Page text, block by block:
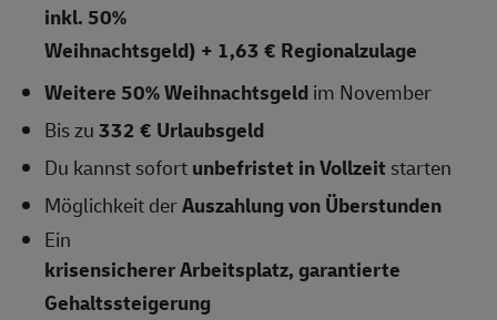
inkl. 50%
Weihnachtsgeld) + 1,63 € Regionalzulage
Weitere 50% Weihnachtsgeldim November
Bis zu332 € Urlaubsgeld
Du kannst sofortunbefristet in Vollzeit starten
Möglichkeit derAuszahlung von Überstunden
Ein
krisensicherer Arbeitsplatz, garantierte
Gehaltssteigerung